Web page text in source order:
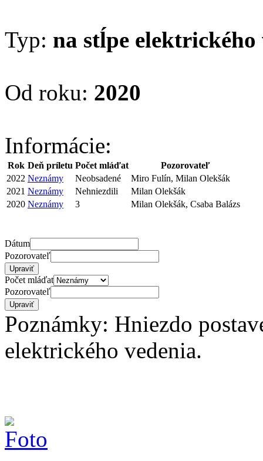
Typ: na stĺpe elektrického
Od roku: 2020
Informácie:
Rok Deň príletu Počet mláďat
Pozorovateľ
2022 Neznámy Neobsadené
Miro Fulín, Milan Olekšák
2021 Neznámy Nehniezdili
Milan Olekšák
2020 Neznámy 3 Milan Olekšák, Csaba Balázs
Dátum
Pozorovateľ
Počet mláďat
Pozorovateľ
Poznámky: Hniezdo
elektrického vedenia.